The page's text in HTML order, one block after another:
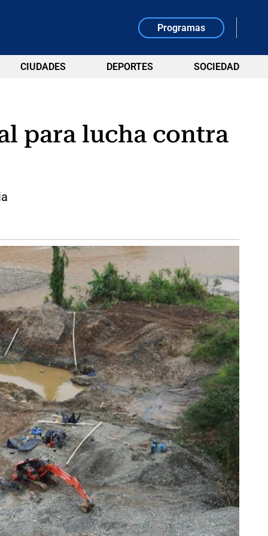
Programas
CIUDADES DEPORTES SOCIEDAD
para lucha contra